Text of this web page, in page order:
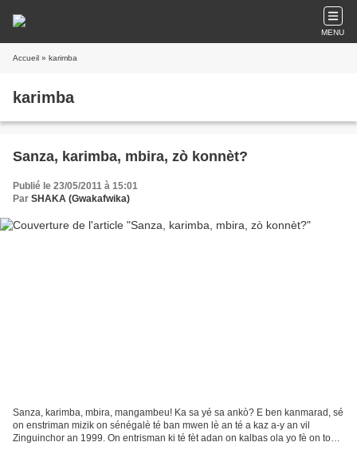
MENU
Accueil » karimba
karimba
Sanza, karimba, mbira, zò konnèt?
Publié le 23/05/2011 à 15:01
Par SHAKA (Gwakafwika)
Sanza, karimba, mbira, mangambeu! Ka sa yé sa ankò? E ben kanmarad, sé
on enstriman mizik on sénégalè té ban mwen lè an té a kaz a-y an vil
Zinguinchor an 1999. On entrisman ki té fèt adan on kalbas ola yo fè on tou